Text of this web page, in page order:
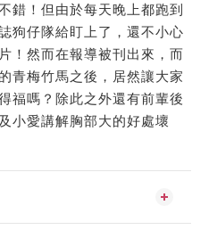
錯！但由於每天晚上都跑到
狗仔隊給盯上了，還不小心
！然而在報導被刊出來，而
青梅竹馬之後，居然讓大家
福嗎？除此之外還有前輩後
小愛講解胸部大的好處壞